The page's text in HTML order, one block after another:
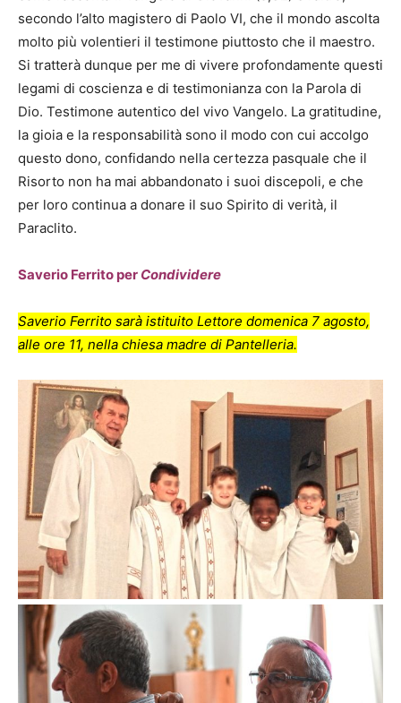
secondo l’alto magistero di Paolo VI, che il mondo ascolta
molto più volentieri il testimone piuttosto che il maestro.
Si tratterà dunque per me di vivere profondamente questi
legami di coscienza e di testimonianza con la Parola di
Dio. Testimone autentico del vivo Vangelo. La gratitudine,
la gioia e la responsabilità sono il modo con cui accolgo
questo dono, confidando nella certezza pasquale che il
Risorto non ha mai abbandonato i suoi discepoli, e che
per loro continua a donare il suo Spirito di verità, il
Paraclito.
Saverio Ferrito per Condividere
Saverio Ferrito sarà istituito Lettore domenica 7 agosto,
alle ore 11, nella chiesa madre di Pantelleria.